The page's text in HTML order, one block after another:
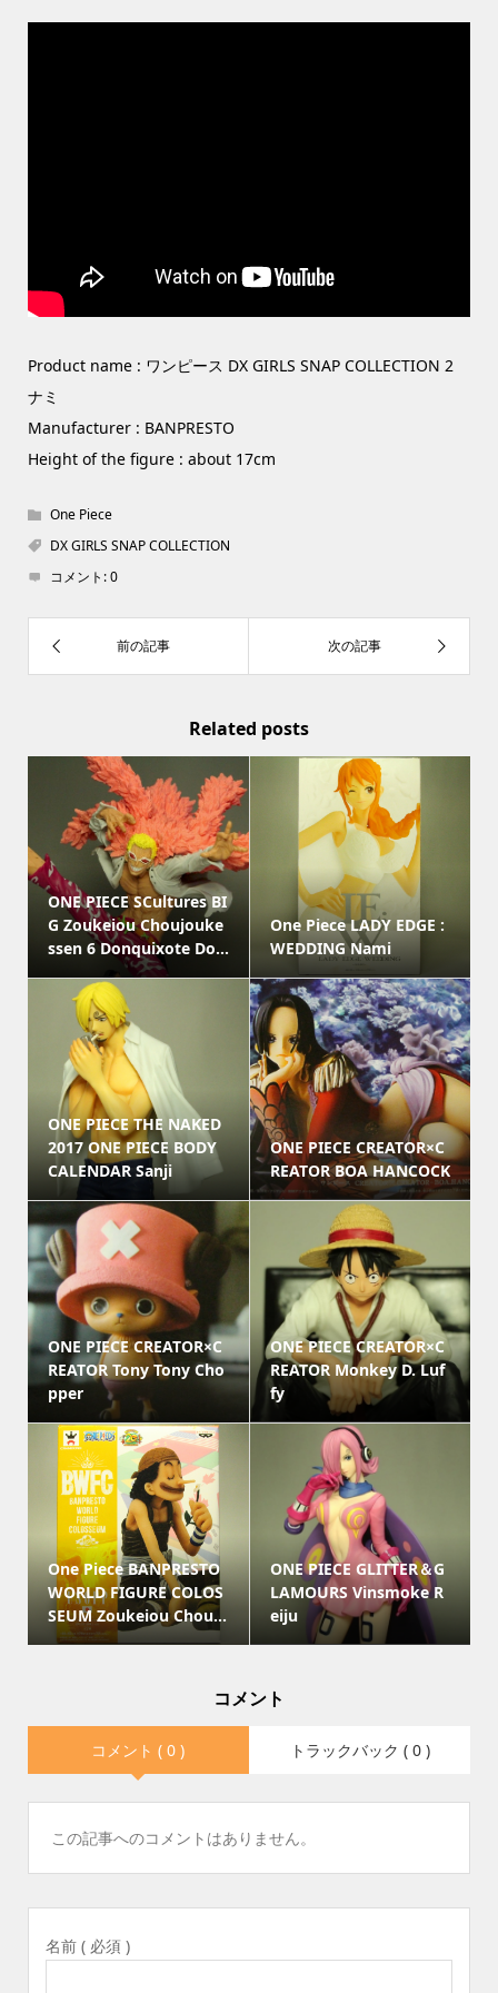
Product name : ワンピース DX GIRLS SNAP COLLECTION 2
ナミ
Manufacturer : BANPRESTO
Height of the figure : about 17cm
One Piece
DX GIRLS SNAP COLLECTION
コメント:0
Related posts
ONE PIECE SCultures BI
G Zoukeiou Choujouke
ssen 6 Donquixote Do...
One Piece LADY EDGE :
WEDDING Nami
ONE PIECE THE NAKED
2017 ONE PIECE BODY
CALENDAR Sanji
ONE PIECE CREATOR×C
REATOR BOA HANCOCK
ONE PIECE CREATOR×C
REATOR Tony Tony Cho
pper
ONE PIECE CREATOR×C
REATOR Monkey D. Luf
fy
One Piece BANPRESTO
WORLD FIGURE COLOS
SEUM Zoukeiou Chou...
ONE PIECE GLITTER＆G
LAMOURS Vinsmoke R
eiju
コメント
コメント ( 0 ) トラックバック ( 0 )
この記事へのコメントはありません。
名前 ( 必須 )